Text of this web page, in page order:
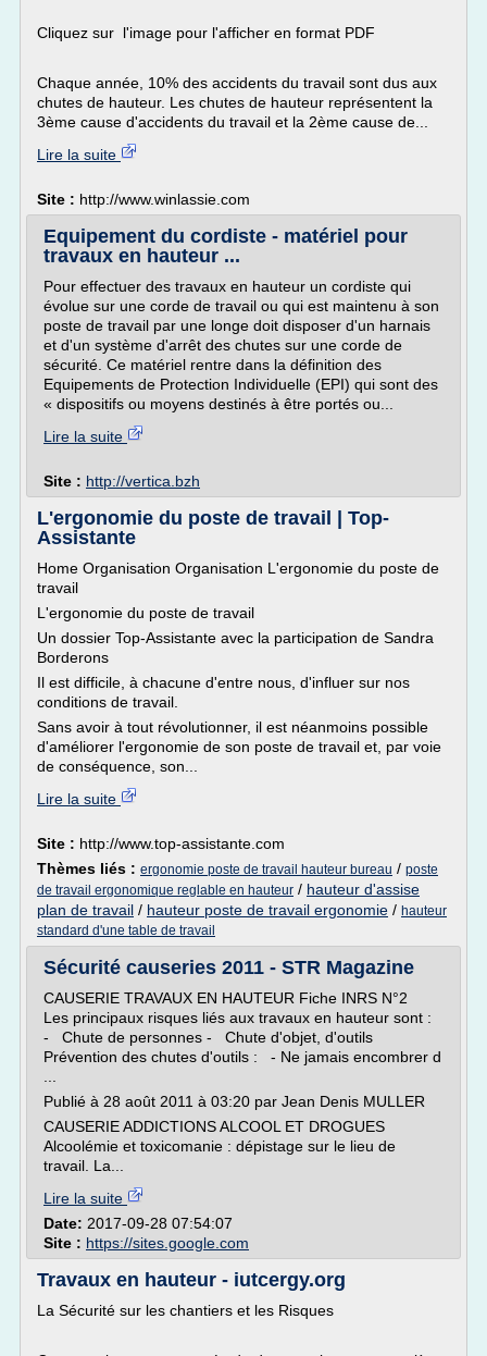
Cliquez sur l'image pour l'afficher en format PDF
Chaque année, 10% des accidents du travail sont dus aux
chutes de hauteur. Les chutes de hauteur représentent la
3ème cause d'accidents du travail et la 2ème cause de...
Lire la suite
Site : http://www.winlassie.com
Equipement du cordiste - matériel pour
travaux en hauteur ...
Pour effectuer des travaux en hauteur un cordiste qui
évolue sur une corde de travail ou qui est maintenu à son
poste de travail par une longe doit disposer d'un harnais
et d'un système d'arrêt des chutes sur une corde de
sécurité. Ce matériel rentre dans la définition des
Equipements de Protection Individuelle (EPI) qui sont des
« dispositifs ou moyens destinés à être portés ou...
Lire la suite
Site : http://vertica.bzh
L'ergonomie du poste de travail | Top-
Assistante
Home Organisation Organisation L'ergonomie du poste de
travail
L'ergonomie du poste de travail
Un dossier Top-Assistante avec la participation de Sandra
Borderons
Il est difficile, à chacune d'entre nous, d'influer sur nos
conditions de travail.
Sans avoir à tout révolutionner, il est néanmoins possible
d'améliorer l'ergonomie de son poste de travail et, par voie
de conséquence, son...
Lire la suite
Site : http://www.top-assistante.com
Thèmes liés : ergonomie poste de travail hauteur bureau / poste
de travail ergonomique reglable en hauteur / hauteur d'assise
plan de travail / hauteur poste de travail ergonomie / hauteur
standard d'une table de travail
Sécurité causeries 2011 - STR Magazine
CAUSERIE TRAVAUX EN HAUTEUR Fiche INRS N°2
Les principaux risques liés aux travaux en hauteur sont :
- Chute de personnes - Chute d'objet, d'outils
Prévention des chutes d'outils : - Ne jamais encombrer d
Publié à 28 août 2011 à 03:20 par Jean Denis MULLER
CAUSERIE ADDICTIONS ALCOOL ET DROGUES
Alcoolémie et toxicomanie : dépistage sur le lieu de
travail. La...
Lire la suite
Date: 2017-09-28 07:54:07
Site : https://sites.google.com
Travaux en hauteur - iutcergy.org
La Sécurité sur les chantiers et les Risques